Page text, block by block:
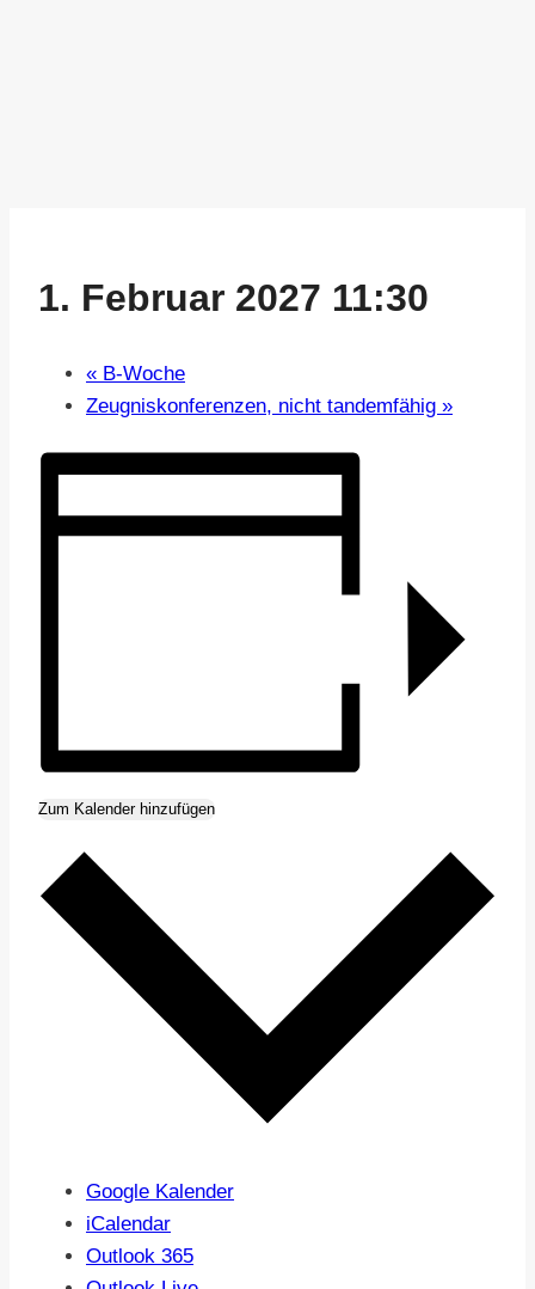
1. Februar 2027 11:30
« B-Woche
Zeugniskonferenzen, nicht tandemfähig »
Zum Kalender hinzufügen
Google Kalender
iCalendar
Outlook 365